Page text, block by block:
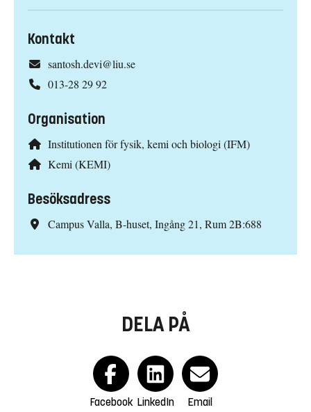
Kontakt
santosh.devi@liu.se
013-28 29 92
Organisation
Institutionen för fysik, kemi och biologi (IFM)
Kemi (KEMI)
Besöksadress
Campus Valla, B-huset, Ingång 21, Rum 2B:688
DELA PÅ
Facebook LinkedIn Email